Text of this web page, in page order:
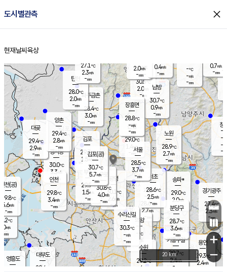
도시별관측 close
홈
현재날씨 육상
의도
℃
m/s
mm
영흥도
양주
30.5℃
2.0
-mm
과천
28.6℃
2.7m/s
- mm
용인
29.3℃
2.4m/s
경기광주
27.4℃
2.3m/s
-mm
대부도
29.4
경서동
30.0℃
3.3 m/s
-mm
파주금촌
28.4℃
3.0m/s
-mm
-℃
-m/s
-mm
대곶
29.4℃
2.9m/s
-mm
창
-
-m/
-
탄현
28.0℃
2.0m/s
-mm
0.7m/s
-mm
의왕
- ℃
m/s
mm
김포
29.7℃
1.5 m/s
mm
광명
30.1
℃
2.6 m/s
-mm
부천
29.9℃
1.5m/s
-mm
양촌
29.4℃
2.8m/s
-mm
구로
30.8℃
4.0m/s
-mm
은평
29.0℃
1.4 m/s
- mm
노원
28.9℃
2.7m/s
-mm
송파*
29.0℃
2.0m/s
-mm
서초
28.6℃
2.5m/s
-mm
남방
30.7℃
0.9m/s
-mm
기흥구갈
29.7℃
2.4m/s
-
수리산길
30.3℃
-m/s
-mm
분당구
28.7℃
3.6m/s
-mm
장흥면
28.8℃
-m/s
-mm
2.0m/s
-mm
인천(공)
29.8℃
5.6m/s
-mm
김포(공)
30.7℃
5.7m/s
-mm
수원
29.2℃
4 m/s
인천
29.8℃
3.4m/s
-mm
서울
28.5℃
3.7m/s
-mm
27.1℃
2.3m/s
-mm
0.4m/s
-mm
+
−
20 km